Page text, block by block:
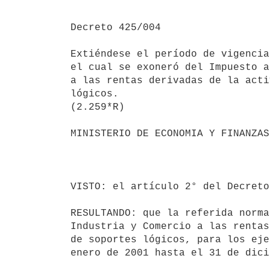
Decreto 425/004
Extiéndese el período de
el cual se exoneró del Impuesto
a las rentas derivadas de la
lógicos.
(2.259*R)
MINISTERIO DE ECONOMIA Y FINANZAS
VISTO: el artículo 2° del Decreto
RESULTANDO: que la referida
Industria y Comercio a las
de soportes lógicos, para los
enero de 2001 hasta el 31 de